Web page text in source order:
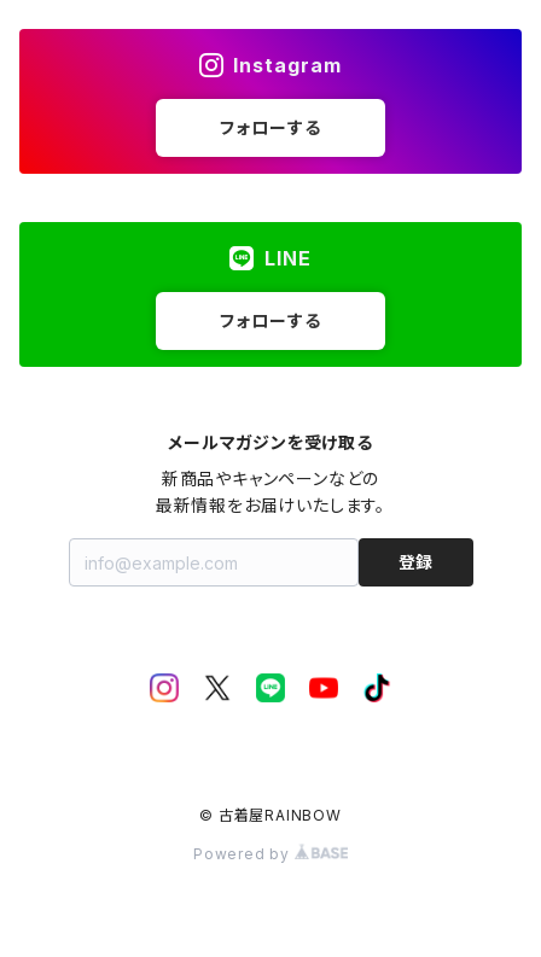
Instagram
フォローする
LINE
フォローする
メールマガジンを受け取る
新商品やキャンペーンなどの
最新情報をお届けいたします。
登録
© 古着屋RAINBOW
Powered by